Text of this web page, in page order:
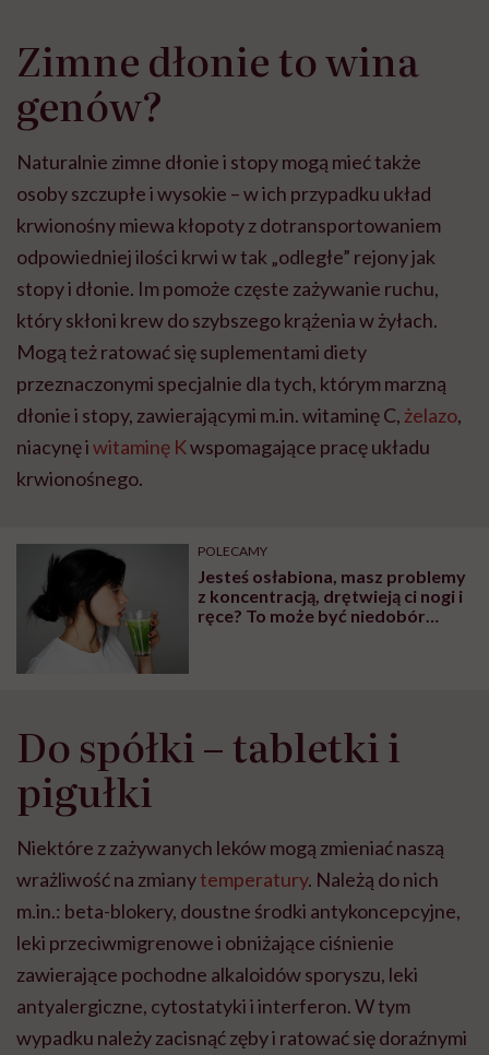
Zimne dłonie to wina
genów?
Naturalnie zimne dłonie i stopy mogą mieć także
osoby szczupłe i wysokie – w ich przypadku układ
krwionośny miewa kłopoty z dotransportowaniem
odpowiedniej ilości krwi w tak „odległe” rejony jak
stopy i dłonie. Im pomoże częste zażywanie ruchu,
który skłoni krew do szybszego krążenia w żyłach.
Mogą też ratować się suplementami diety
przeznaczonymi specjalnie dla tych, którym marzną
dłonie i stopy, zawierającymi m.in. witaminę C, żelazo,
niacynę iwitaminę Kwspomagające pracę układu
krwionośnego.
POLECAMY
Jesteś osłabiona, masz problemy
z koncentracją, drętwieją ci nogi i
ręce? To może być niedobór
Do spółki – tabletki i
pigułki
Niektóre z zażywanych leków mogą zmieniać naszą
wrażliwość na zmianytemperatury. Należą do nich
m.in.: beta-blokery, doustne środki antykoncepcyjne,
leki przeciwmigrenowe i obniżające ciśnienie
zawierające pochodne alkaloidów sporyszu, leki
antyalergiczne, cytostatyki i interferon. W tym
wypadku należy zacisnąć zęby i ratować się doraźnymi